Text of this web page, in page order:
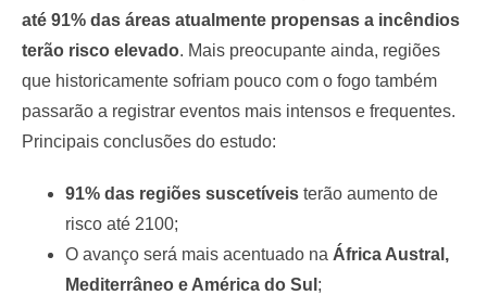
até 91% das áreas atualmente propensas a incêndios
terão risco elevado. Mais preocupante ainda, regiões
que historicamente sofriam pouco com o fogo também
passarão a registrar eventos mais intensos e frequentes.
Principais conclusões do estudo:
91% das regiões suscetíveis terão aumento de
risco até 2100;
O avanço será mais acentuado na África Austral,
Mediterrâneo e América do Sul ;